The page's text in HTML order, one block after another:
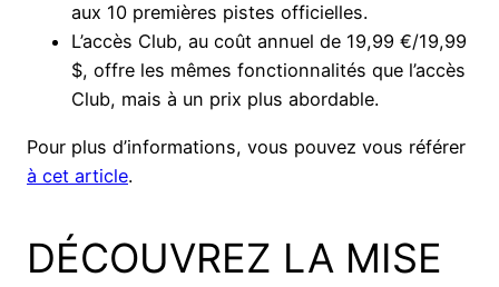
aux 10 premières pistes officielles.
L’accès Club, au coût annuel de 19,99 €/19,99
$, offre les mêmes fonctionnalités que l’accès
Club, mais à un prix plus abordable.
Pour plus d’informations, vous pouvez vous référer
à cet article.
DÉCOUVREZ LA MISE